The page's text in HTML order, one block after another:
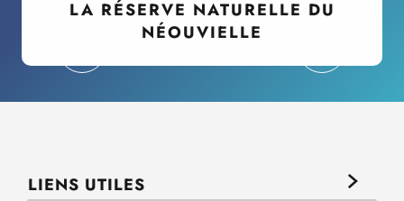
LA RÉSERVE NATURELLE DU
NÉOUVIELLE
LIENS UTILES